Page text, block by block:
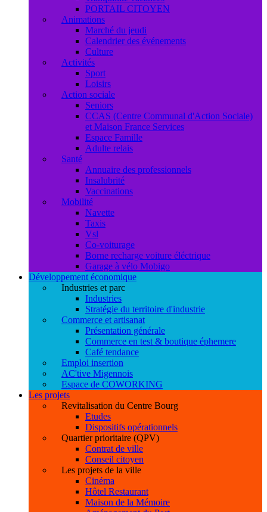
PORTAIL CITOYEN
Animations
Marché du jeudi
Calendrier des événements
Culture
Activités
Sport
Loisirs
Action sociale
Seniors
CCAS (Centre Communal d'Action Sociale)
et Maison France Services
Espace Famille
Adulte relais
Santé
Annuaire des professionnels
Insalubrité
Vaccinations
Mobilité
Navette
Taxis
Vsl
Co-voiturage
Borne recharge voiture éléctrique
Garage à vélo Mobigo
Développement économique
Industries et parc
Industries
Stratégie du territoire d'industrie
Commerce et artisanat
Présentation générale
Commerce en test & boutique éphemere
Café tendance
Emploi insertion
AC'tive Migennois
Espace de COWORKING
Les projets
Revitalisation du Centre Bourg
Etudes
Dispositifs opérationnels
Quartier prioritaire (QPV)
Contrat de ville
Conseil citoyen
Les projets de la ville
Cinéma
Hôtel Restaurant
Maison de la Mémoire